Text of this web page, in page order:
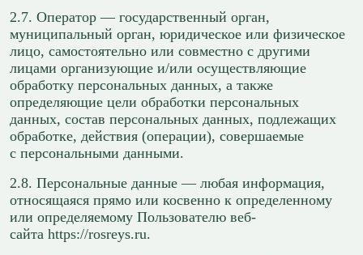
2.7. Оператор — государственный орган,
муниципальный орган, юридическое или физическое
лицо, самостоятельно или совместно с другими
лицами организующие и/или осуществляющие
обработку персональных данных, а также
определяющие цели обработки персональных
данных, состав персональных данных, подлежащих
обработке, действия (операции), совершаемые
с персональными данными.
2.8. Персональные данные — любая информация,
относящаяся прямо или косвенно к определенному
или определяемому Пользователю веб-
сайта https://rosreys.ru.